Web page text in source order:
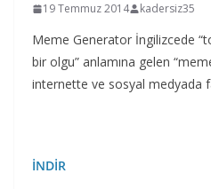
19 Temmuz 2014 kadersiz35
Meme Generator İngilizcede
bir olgu” anlamına gelen
internette ve sosyal medyada
İNDİR